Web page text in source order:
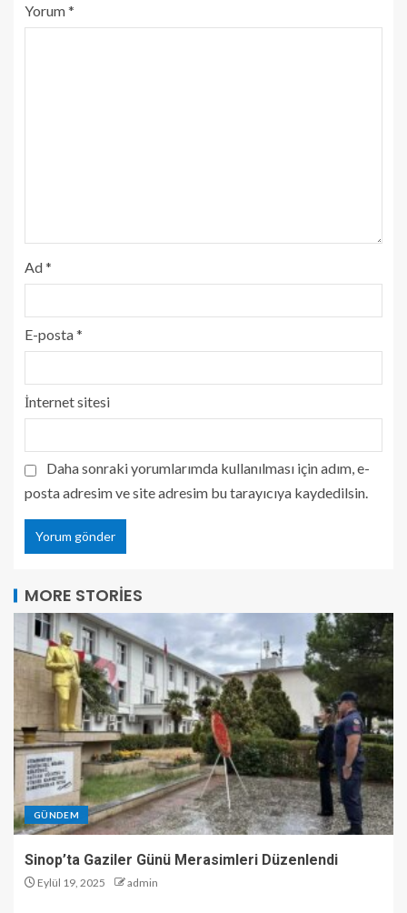
Yorum*
Ad*
E-posta*
İnternet sitesi
Daha sonraki yorumlarımda kullanılması için adım, e-
posta adresim ve site adresim bu tarayıcıya kaydedilsin.
MORE STORIES
GÜNDEM
Sinop’ta Gaziler Günü Merasimleri Düzenlendi
Eylül 19, 2025 admin